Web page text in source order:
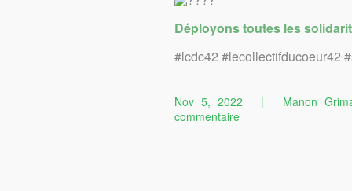
Déployons toutes les
#lcdc42 #lecollectifducoeur42
Nov 5, 2022 | Manon
commentairesur